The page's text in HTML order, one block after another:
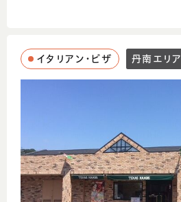
イタリアン・ピザ 丹南エリア